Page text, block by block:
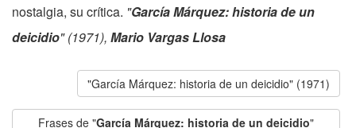
nostalgia, su crítica. "García Márquez: historia de un
deicidio" (1971), Mario Vargas Llosa
"García Márquez: historia de un deicidio" (1971)
Frases de "García Márquez: historia de un deicidio"